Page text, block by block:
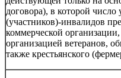
договора), в которой число
(участников)-инвалидов
коммерческой организации,
организацией ветеранов,
также крестьянского